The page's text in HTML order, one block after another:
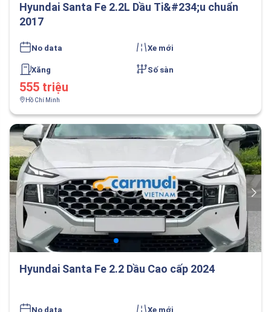
Hyundai Santa Fe 2.2L Dầu Ti&#234;u chuẩn
2017
No data Xe mới
Xăng Số sàn
555 triệu
Hồ Chí Minh
Hyundai Santa Fe 2.2 Dầu Cao cấp 2024
No data Xe mới